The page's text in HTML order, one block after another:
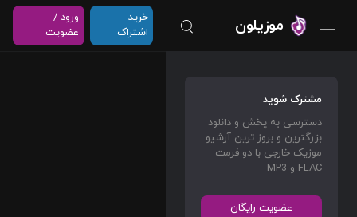
موزیلون
خرید
اشتراک
ورود /
عضویت
مشترک شوید
دسترسی به پخش و دانلود
بزرگترین و بروز ترین آرشیو
موزیک خارجی با دو فرمت
FLAC و MP3
عضویت رایگان